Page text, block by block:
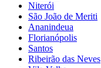
Niterói
São João de Meriti
Ananindeua
Florianópolis
Santos
Ribeirão das Neves